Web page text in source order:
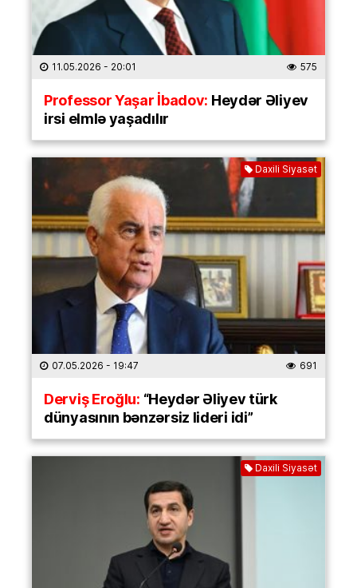
11.05.2026 - 20:01 575
Professor Yaşar İbadov: Heydər Əliyev
irsi elmlə yaşadılır
Daxili Siyasət
07.05.2026 - 19:47 691
Derviş Eroğlu: “Heydər Əliyev türk
dünyasının bənzərsiz lideri idi”
Daxili Siyasət